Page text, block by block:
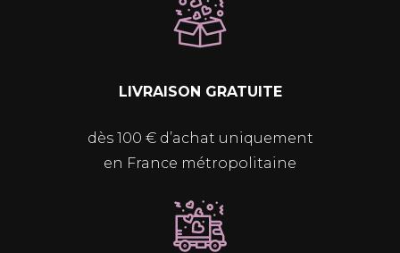
LIVRAISON GRATUITE
dès 100 € d’achat uniquement
en France métropolitaine